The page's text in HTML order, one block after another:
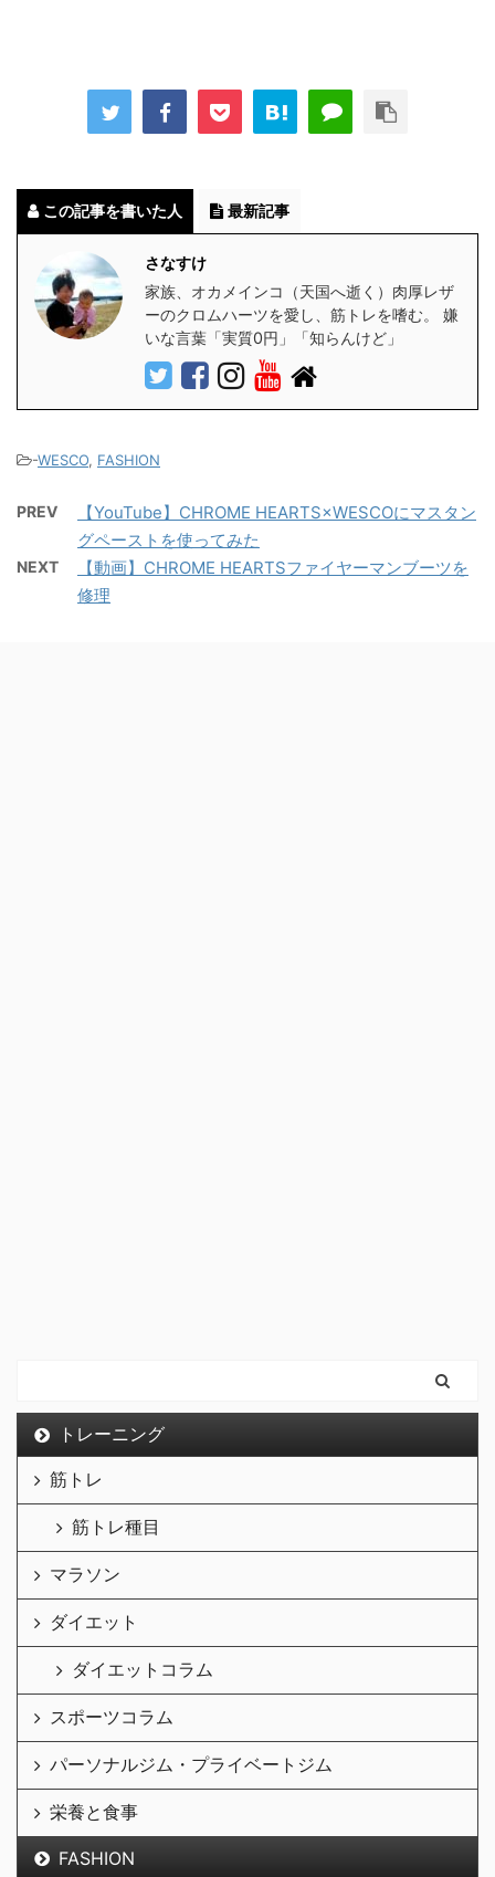
この記事を書いた人 最新記事
さなすけ
家族、オカメインコ（天国へ逝く）肉厚レザ
ーのクロムハーツを愛し、筋トレを嗜む。 嫌
いな言葉「実質0円」「知らんけど」
-WESCO, FASHION
PREV
【YouTube】CHROME HEARTS×WESCOにマスタン
グペーストを使ってみた
NEXT
【動画】CHROME HEARTSファイヤーマンブーツを
修理
トレーニング
筋トレ
筋トレ種目
マラソン
ダイエット
ダイエットコラム
スポーツコラム
パーソナルジム・プライベートジム
栄養と食事
FASHION